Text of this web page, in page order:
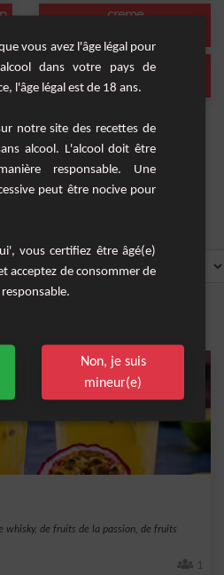
creme
Liqueur
(1 Cocktail)
whisky, de fruits de la passion, de fruits
1
vous avez l'âge légal pour
dans votre pays de
l'âge légal est de 18 ans.
notre site des recettes de
alcool. L'alcool doit être
responsable. Une
peut être nocive pour
vous certifiez être âgé(e)
acceptez de consommer de
Non, je suis
mineur(e)